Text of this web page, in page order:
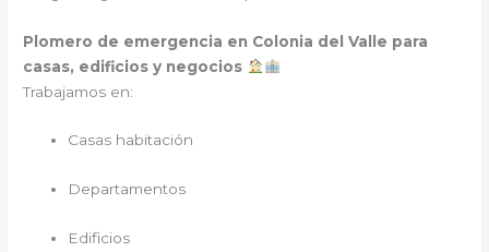
Plomero de emergencia en Colonia del Valle para
casas, edificios y negocios
Trabajamos en:
Casas habitación
Departamentos
Edificios